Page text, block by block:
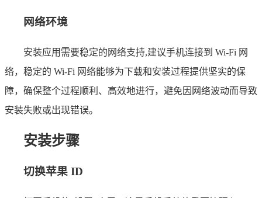
网络环境
安装应用需要稳定的网络支持,建议手机连接到 Wi-Fi 网
络，稳定的 Wi-Fi 网络能够为下载和安装过程提供坚实的保
障，确保整个过程顺利、高效地进行，避免因网络波动而导致
安装失败或出现错误。
安装步骤
切换苹果 ID